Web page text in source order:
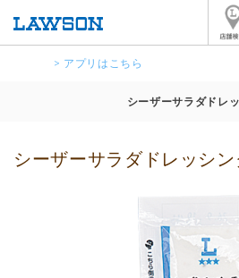
> アプリはこちら
シーザーサラダドレ
シーザーサラダドレッシ